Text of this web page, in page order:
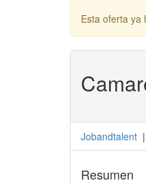
Esta oferta ya
Jobandtalent |
Resumen